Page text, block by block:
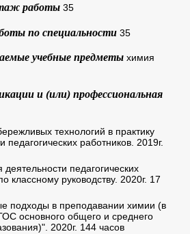
работы 35
по специальности 35
учебные предметы химия
и (или) профессиональная
технологий в практику
педагогических работников. 2019г.
педагогических
классному руководству. 2020г. 17
подходы в преподавании химии (в
основного общего и среднего
2020г. 144 часов